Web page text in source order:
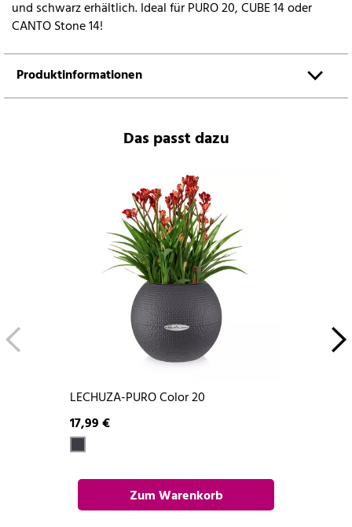
und schwarz erhältlich. Ideal für PURO 20, CUBE 14 oder
CANTO Stone 14!
Produktinformationen
Das passt dazu
LECHUZA-PURO Color 20
17,99 €
Zum Warenkorb